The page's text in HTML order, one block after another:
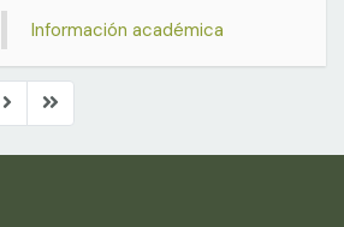
Información académica